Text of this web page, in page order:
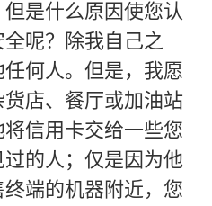
是什么原因使您认
呢？除我自己之
何人。但是，我愿
店、餐厅或加油站
信用卡交给一些您
的人；仅是因为他
端的机器附近，您